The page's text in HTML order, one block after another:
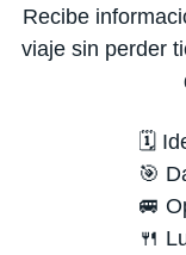
Recibe
viaje sin perder
🗓️
🎯
🚐
🍴